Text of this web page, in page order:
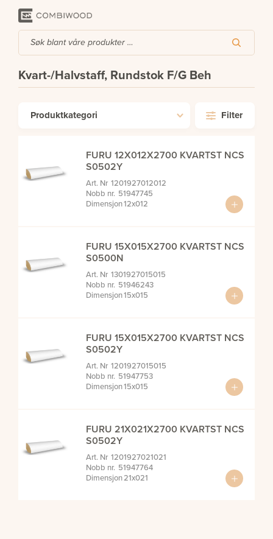
Kvart-/Halvstaff, Rundstok F/G Beh
Produktkategori Filter
FURU 12X012X2700 KVARTST NCS
S0502Y
1201927012012
51947745
12x012
FURU 15X015X2700 KVARTST NCS
S0500N
1301927015015
51946243
15x015
FURU 15X015X2700 KVARTST NCS
S0502Y
1201927015015
51947753
15x015
FURU 21X021X2700 KVARTST NCS
S0502Y
1201927021021
51947764
21x021